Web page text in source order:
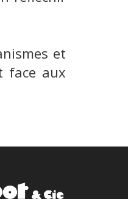
et
face aux